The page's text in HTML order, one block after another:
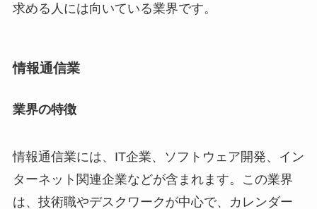
求める人には向いている業界です。
情報通信業
業界の特徴
情報通信業には、IT企業、ソフトウェア開発、イン
ターネット関連企業などが含まれます。この業界
は、技術職やデスクワークが中心で、カレンダー